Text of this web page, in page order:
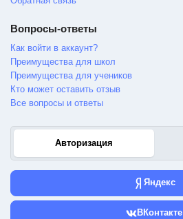
Вопросы-ответы
Как войти в аккаунт?
Преимущества для школ
Преимущества для учеников
Кто может оставить отзыв
Все вопросы и ответы
Авторизация
Яндекс
ВКонтакте